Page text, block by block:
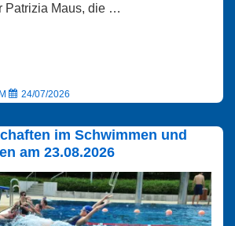
Patrizia Maus, die …
24/07/2026
im Schwimmen und
am 23.08.2026